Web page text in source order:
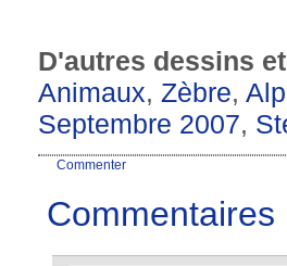
D'autres dessins
Animaux, Zèbre,
Septembre 2007,
Commenter
Commentaires